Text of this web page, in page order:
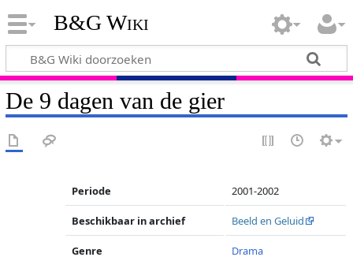
B&G Wiki
De 9 dagen van de gier
Periode 2001-2002
Beschikbaar in archief Beeld en Geluid
Genre Drama